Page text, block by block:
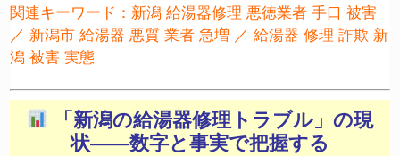
関連キーワード：新潟 給湯器修理 悪徳業者 手口 被害
／ 新潟市 給湯器 悪質 業者 急増 ／ 給湯器 修理 詐欺 新
潟 被害 実態
「新潟の給湯器修理トラブル」の現
状——数字と事実で把握する